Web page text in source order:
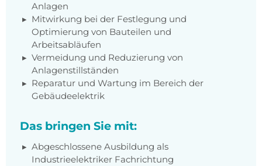
Anlagen
Mitwirkung bei der Festlegung und
Optimierung von Bauteilen und
Arbeitsabläufen
Vermeidung und Reduzierung von
Anlagenstillständen
Reparatur und Wartung im Bereich der
Gebäudeelektrik
Das bringen Sie mit:
Abgeschlossene Ausbildung als
Industrieelektriker Fachrichtung